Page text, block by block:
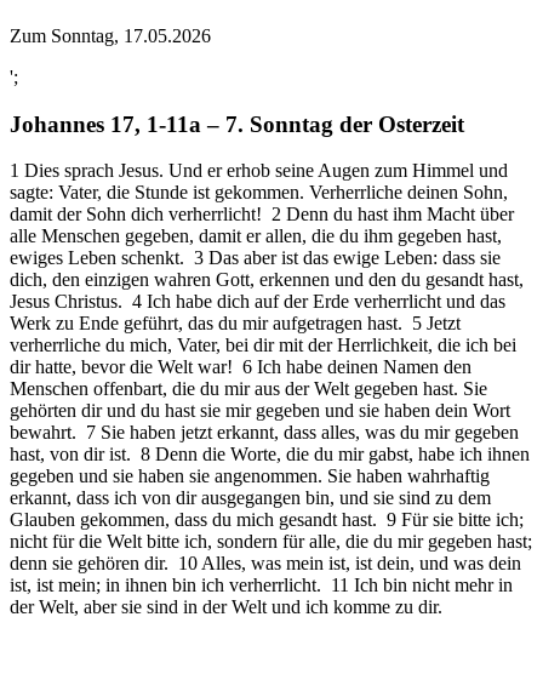
Zum Sonntag, 17.05.2026
';
Johannes 17, 1-11a – 7. Sonntag der Osterzeit
1 Dies sprach Jesus. Und er erhob seine Augen zum Himmel und
sagte: Vater, die Stunde ist gekommen. Verherrliche deinen Sohn,
damit der Sohn dich verherrlicht! 2 Denn du hast ihm Macht über
alle Menschen gegeben, damit er allen, die du ihm gegeben hast,
ewiges Leben schenkt. 3 Das aber ist das ewige Leben: dass sie
dich, den einzigen wahren Gott, erkennen und den du gesandt hast,
Jesus Christus. 4 Ich habe dich auf der Erde verherrlicht und das
Werk zu Ende geführt, das du mir aufgetragen hast. 5 Jetzt
verherrliche du mich, Vater, bei dir mit der Herrlichkeit, die ich bei
dir hatte, bevor die Welt war! 6 Ich habe deinen Namen den
Menschen offenbart, die du mir aus der Welt gegeben hast. Sie
gehörten dir und du hast sie mir gegeben und sie haben dein Wort
bewahrt. 7 Sie haben jetzt erkannt, dass alles, was du mir gegeben
hast, von dir ist. 8 Denn die Worte, die du mir gabst, habe ich ihnen
gegeben und sie haben sie angenommen. Sie haben wahrhaftig
erkannt, dass ich von dir ausgegangen bin, und sie sind zu dem
Glauben gekommen, dass du mich gesandt hast. 9 Für sie bitte ich;
nicht für die Welt bitte ich, sondern für alle, die du mir gegeben hast;
denn sie gehören dir. 10 Alles, was mein ist, ist dein, und was dein
ist, ist mein; in ihnen bin ich verherrlicht. 11 Ich bin nicht mehr in
der Welt, aber sie sind in der Welt und ich komme zu dir.